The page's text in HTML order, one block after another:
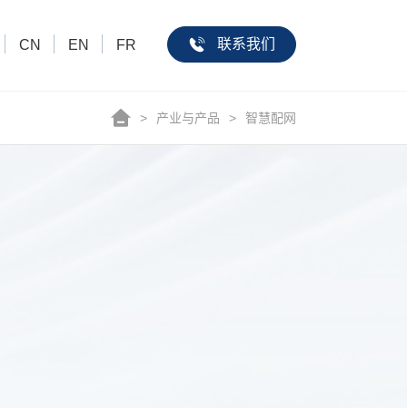
CN EN FR 联系我们
> 产业与产品 > 智慧配网